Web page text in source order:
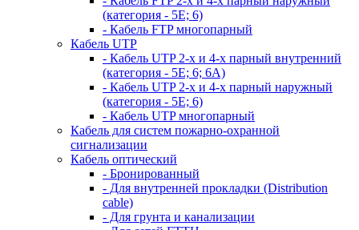
(категория - 5Е; 6)
- Кабель FTP многопарный
Кабель UTP
- Кабель UTP 2-х и 4-х парный внутренний
(категория - 5Е; 6; 6А)
- Кабель UTP 2-х и 4-х парный наружный
(категория - 5Е; 6)
- Кабель UTP многопарный
Кабель для систем пожарно-охранной
сигнализации
Кабель оптический
- Бронированный
- Для внутренней прокладки (Distribution
cable)
- Для грунта и канализации